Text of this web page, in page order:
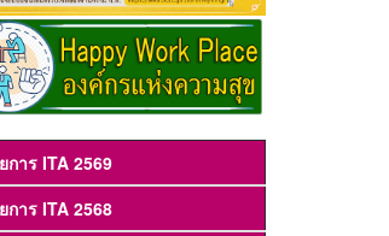
าร ITA 2569
าร ITA 2568